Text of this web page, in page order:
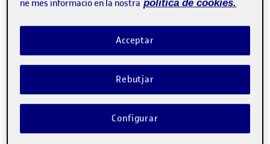
Assaig «Quan s’és artista?»
Publicat per
Jordi Llort Figuerola
Data de publicació24 juliol, 2023 4:48 pm
-comentariel Assaig «Quan s’és artista?»
ne més informació en la nostra política de cookies.
Rebutjar
Acceptar
Configurar